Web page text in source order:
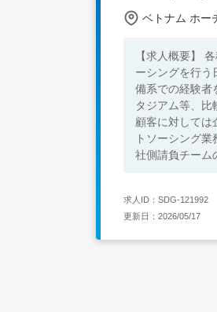
ベトナム ホー
【求人概要】
ーシングを行う
備系での経験者
タジアム等、
顧客に対しては企画立案、調
トソーシング
社側請負チーム
基本知識を有する方 ・語学不問 【歓迎条件】 ・ベトナム
る方。
求人ID：SDG-121992
更新日：2026/05/17